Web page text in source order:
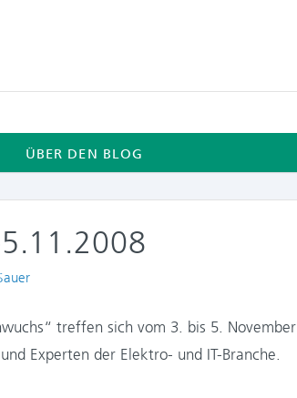
ÜBER DEN BLOG
treffen sich vom 3. bis 5. November
Experten der Elektro- und IT-Branche.